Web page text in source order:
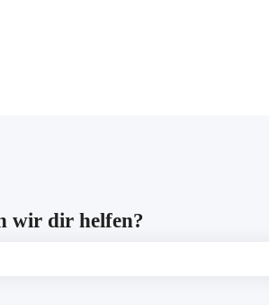
Übersetzungen anzeigen
wir dir helfen?